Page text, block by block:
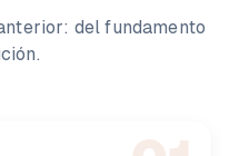
del fundamento